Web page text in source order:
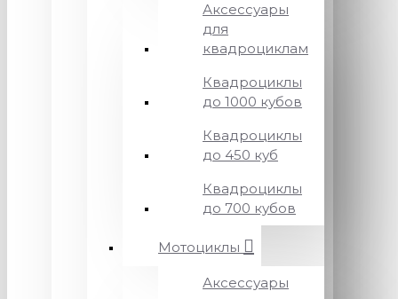
Аксессуары
для
квадроциклам
Квадроциклы
до 1000 кубов
Квадроциклы
до 450 куб
Квадроциклы
до 700 кубов
Мотоциклы
Аксессуары